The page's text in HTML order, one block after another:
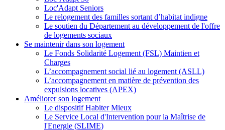
Loc'Adapt Seniors
Le relogement des familles sortant d’habitat indigne
Le soutien du Département au développement de l'offre
de logements sociaux
Se maintenir dans son logement
Le Fonds Solidarité Logement (FSL) Maintien et
Charges
L’accompagnement social lié au logement (ASLL)
L’accompagnement en matière de prévention des
expulsions locatives (APEX)
Améliorer son logement
Le dispositif Habiter Mieux
Le Service Local d'Intervention pour la Maîtrise de
l'Energie (SLIME)